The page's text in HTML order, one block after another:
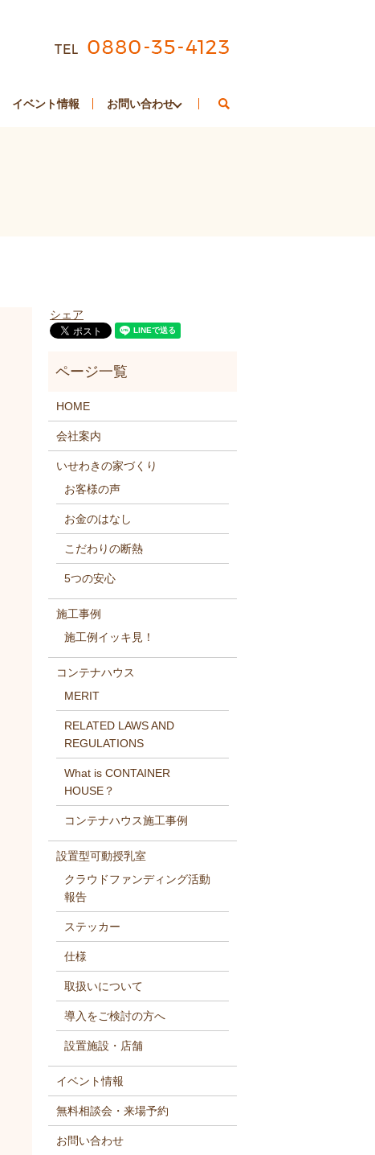
イベント情報 お問い合わせ
シェア
HOME
会社案内
いせわきの家づくり
お客様の声
お金のはなし
こだわりの断熱
5つの安心
施工事例
施工例イッキ見！
コンテナハウス
MERIT
RELATED LAWS AND
REGULATIONS
What is CONTAINER
HOUSE？
コンテナハウス施工事例
設置型可動授乳室
クラウドファンディング活動
報告
ステッカー
仕様
取扱いについて
導入をご検討の方へ
設置施設・店舗
イベント情報
無料相談会・来場予約
お問い合わせ